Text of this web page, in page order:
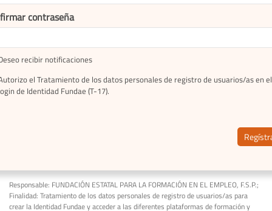
contraseña
recibir notificaciones
el Tratamiento de los datos personales de registro de usuarios/as en el
de Identidad Fundae (T-17).
Responsable: FUNDACIÓN ESTATAL PARA LA FORMACIÓN EN EL EMPLEO, F.S.P.;
Finalidad: Tratamiento de los datos personales de registro de usuarios/as para
crear la Identidad Fundae y acceder a las diferentes plataformas de formación y